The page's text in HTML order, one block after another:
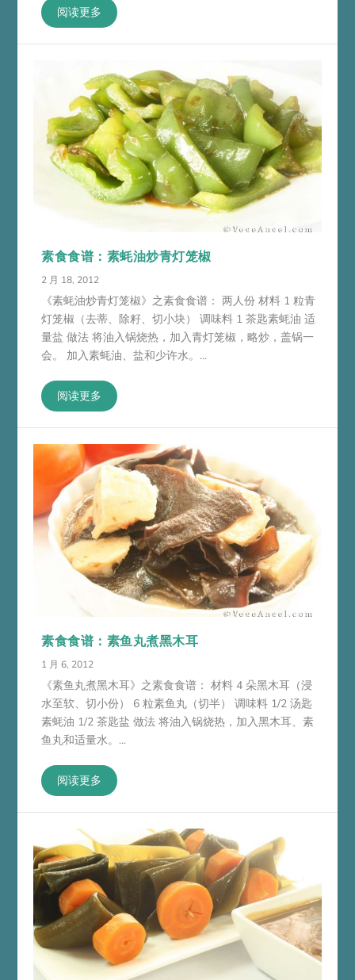
阅读更多
素食食谱：素蚝油炒青灯笼椒
2 月 18, 2012
《素蚝油炒青灯笼椒》之素食食谱： 两人份 材料 1 粒青
灯笼椒（去蒂、除籽、切小块） 调味料 1 茶匙素蚝油 适
量盐 做法 将油入锅烧热，加入青灯笼椒，略炒，盖锅一
会。 加入素蚝油、盐和少许水。...
阅读更多
素食食谱：素鱼丸煮黑木耳
1 月 6, 2012
《素鱼丸煮黑木耳》之素食食谱： 材料 4 朵黑木耳（浸
水至软、切小份） 6 粒素鱼丸（切半） 调味料 1/2 汤匙
素蚝油 1/2 茶匙盐 做法 将油入锅烧热，加入黑木耳、素
鱼丸和适量水。...
阅读更多